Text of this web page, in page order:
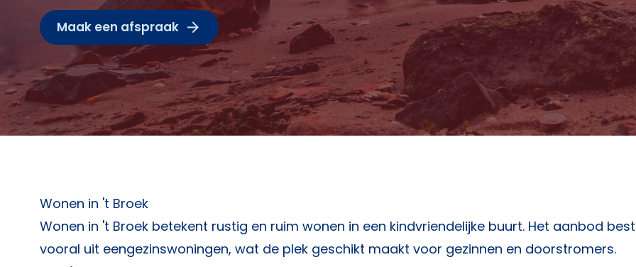
Maak een afspraak
Wonen in 't Broek
Wonen in 't Broek betekent rustig en ruim wonen in een kindvriendelijke buurt. Het aanbod
vooral uit eengezinswoningen, wat de plek geschikt maakt voor gezinnen en doorstromers.